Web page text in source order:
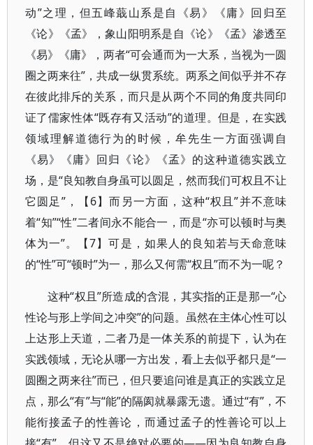
动”之理，但五峰蕺山系是自《易》《庸》回归至
《论》《孟》，象山阳明系是自《论》《孟》渗透至
《易》《庸》，两者“可会通而为一大系，当视为一圆
圈之两来往”，共成一纵贯系统。两系之间似乎并不存
在彼此排斥的关系，而只是从两个不同的角度共同印
证了儒家性体“既存有又活动”的道理。但是，在实践
领域理解道德行为的时候，牟先生一方面强调自
《易》《庸》回归《论》《孟》的这种道德实践立
场，是“良知教自身虽可以圆足，然而我们可权且不让
它圆足”，【6】而另一方面，这种“权且”并不意味
着“知”“性”二者间永不能合一，而是“亦可以顿时与奥
体为一”。【7】可是，如果人的良知若与天命意味
的“性”可“顿时”为一，那么又何需“权且”而不为一呢？
这种“权且”所造成的含混，其实指的正是那一“心
性论与形上学间之冲突”的问题。虽然在主体心性可以
上达形上天道，二者乃是一体关系的前提下，认为在
实践领域，无论从哪一方出发，看上去似乎都只是“一
圆圈之两来往”而已，但只要追问谁是真正的实践立足
点，那么“有”与“能”的隔阂就暴露无遗。通过“有”，不
能衔接孟子的性善论，而通过孟子的性善论可以上